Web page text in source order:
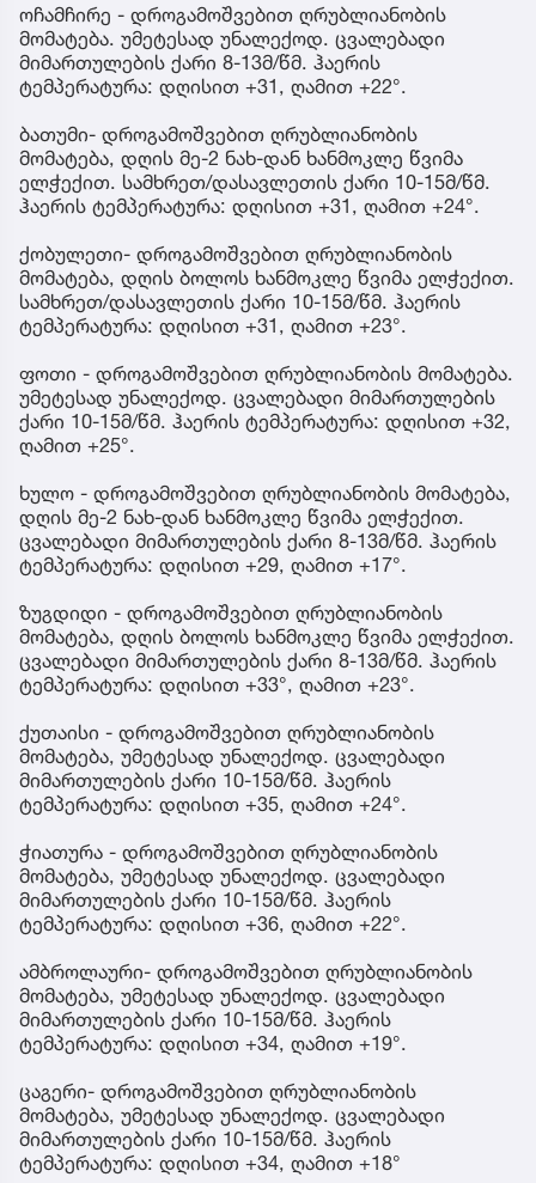
ოჩამჩირე - დროგამოშვებით ღრუბლიანობის
მომატება. უმეტესად უნალექოდ. ცვალებადი
მიმართულების ქარი 8-13მ/წმ. ჰაერის
ტემპერატურა: დღისით +31, ღამით +22°.
ბათუმი- დროგამოშვებით ღრუბლიანობის
მომატება, დღის მე-2 ნახ-დან ხანმოკლე წვიმა
ელჭექით. სამხრეთ/დასავლეთის ქარი 10-15მ/წმ.
ჰაერის ტემპერატურა: დღისით +31, ღამით +24°.
ქობულეთი- დროგამოშვებით ღრუბლიანობის
მომატება, დღის ბოლოს ხანმოკლე წვიმა ელჭექით.
სამხრეთ/დასავლეთის ქარი 10-15მ/წმ. ჰაერის
ტემპერატურა: დღისით +31, ღამით +23°.
ფოთი - დროგამოშვებით ღრუბლიანობის მომატება.
უმეტესად უნალექოდ. ცვალებადი მიმართულების
ქარი 10-15მ/წმ. ჰაერის ტემპერატურა: დღისით +32,
ღამით +25°.
ხულო - დროგამოშვებით ღრუბლიანობის მომატება,
დღის მე-2 ნახ-დან ხანმოკლე წვიმა ელჭექით.
ცვალებადი მიმართულების ქარი 8-13მ/წმ. ჰაერის
ტემპერატურა: დღისით +29, ღამით +17°.
ზუგდიდი - დროგამოშვებით ღრუბლიანობის
მომატება, დღის ბოლოს ხანმოკლე წვიმა ელჭექით.
ცვალებადი მიმართულების ქარი 8-13მ/წმ. ჰაერის
ტემპერატურა: დღისით +33°, ღამით +23°.
ქუთაისი - დროგამოშვებით ღრუბლიანობის
მომატება, უმეტესად უნალექოდ. ცვალებადი
მიმართულების ქარი 10-15მ/წმ. ჰაერის
ტემპერატურა: დღისით +35, ღამით +24°.
ჭიათურა - დროგამოშვებით ღრუბლიანობის
მომატება, უმეტესად უნალექოდ. ცვალებადი
მიმართულების ქარი 10-15მ/წმ. ჰაერის
ტემპერატურა: დღისით +36, ღამით +22°.
ამბროლაური- დროგამოშვებით ღრუბლიანობის
მომატება, უმეტესად უნალექოდ. ცვალებადი
მიმართულების ქარი 10-15მ/წმ. ჰაერის
ტემპერატურა: დღისით +34, ღამით +19°.
ცაგერი- დროგამოშვებით ღრუბლიანობის
მომატება, უმეტესად უნალექოდ. ცვალებადი
მიმართულების ქარი 10-15მ/წმ. ჰაერის
ტემპერატურა: დღისით +34, ღამით +18°